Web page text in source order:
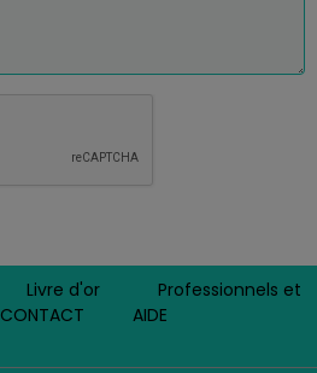
Livre d'or
Professionnels et
CONTACT AIDE